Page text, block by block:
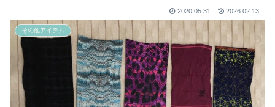
2020.05.31 2026.02.13
その他アイテム